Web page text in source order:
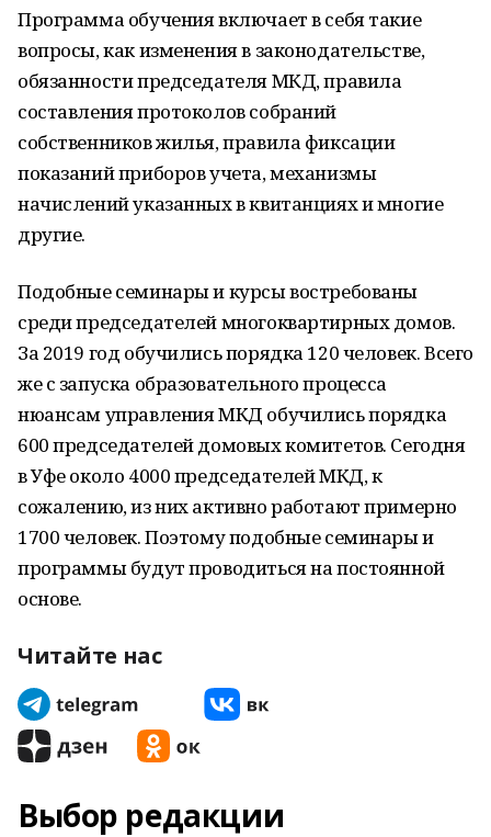
Программа обучения включает в себя такие
вопросы, как изменения в законодательстве,
обязанности председателя МКД, правила
составления протоколов собраний
собственников жилья, правила фиксации
показаний приборов учета, механизмы
начислений указанных в квитанциях и многие
другие.
Подобные семинары и курсы востребованы
среди председателей многоквартирных домов.
За 2019 год обучились порядка 120 человек. Всего
же с запуска образовательного процесса
нюансам управления МКД обучились порядка
600 председателей домовых комитетов. Сегодня
в Уфе около 4000 председателей МКД, к
сожалению, из них активно работают примерно
1700 человек. Поэтому подобные семинары и
программы будут проводиться на постоянной
основе.
Читайте нас
Выбор редакции